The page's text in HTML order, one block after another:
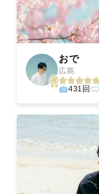
おで
広島
431回